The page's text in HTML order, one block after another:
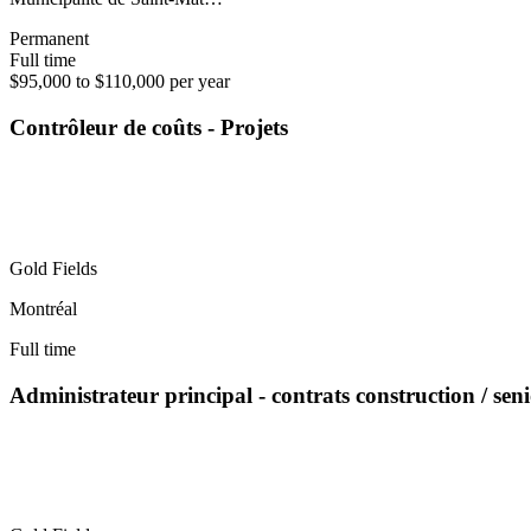
Permanent
Full time
$95,000 to $110,000 per year
Contrôleur de coûts - Projets
Gold Fields
Montréal
Full time
Administrateur principal - contrats construction /